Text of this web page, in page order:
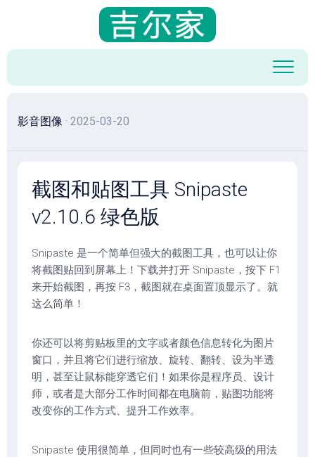
容
影音图像 · 2025-03-20
截图和贴图工具 Snipaste
v2.10.6 绿色版
Snipaste 是一个简单但强大的截图工具，也可以让你
将截图贴回到屏幕上！下载并打开 Snipaste，按下 F1
来开始截图，再按 F3，截图就在桌面置顶显示了。就
这么简单！
你还可以将剪贴板里的文字或者颜色信息转化为图片
窗口，并且将它们进行缩放、旋转、翻转、设为半透
明，甚至让鼠标能穿透它们！如果你是程序员、设计
师，或者是大部分工作时间都在电脑前，贴图功能将
改变你的工作方式、提升工作效率。
Snipaste 使用很简单，但同时也有一些较高级的用法